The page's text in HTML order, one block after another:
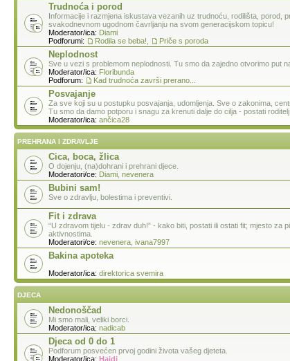
Trudnoća i porod
Informacije i razmjena iskustava vezanih uz trudnoću, rodilišta, porod,
svakodnevnom ugodnom čavrljanju na svom generacijskom topicu!
Moderator/ica: Diami
Podforumi:
Rodila se beba! Priče s poroda
Neplodnost
Sve u vezi s problemom neplodnosti. Tu smo da zajedno otvorimo put
Moderator/ica: Floribunda
Podforum:
Kad trudnoća završi prerano...
Posvajanje
Za sve koji su u postupku posvajanja, udomljenja. Sve o zakonima,
Tu smo da damo potporu i snagu za krenuti dalje do cilja - postati roditelj!
Moderator/ica: ančica28
PREHRANA I ZDRAVLJE
Cica, boca, žlica
O dojenju, (na)dohrani i prehrani djece.
Moderatori/ce: Diami nevenera
Bubini sam!
Sve o zdravlju, bolestima i preventivi.
Fit i zdrava
“U zdravom tijelu - zdrav duh!” - kako biti, postati ili ostati fit; mjesto za
aktivnostima.
Moderatori/ce: nevenera ivana7997
Bakina apoteka
Moderator/ica: direktorica svemira
DJECA
Nedonoščad
Mi smo mali, veliki borci.
Moderator/ica: nadicab
Djeca od 0 do 1
Podforum posvećen prvoj godini života vašeg djeteta.
Moderator/ica: Hajdi